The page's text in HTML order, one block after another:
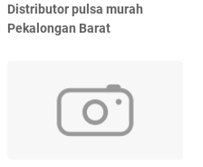
Distributor pulsa murah
Pekalongan Barat